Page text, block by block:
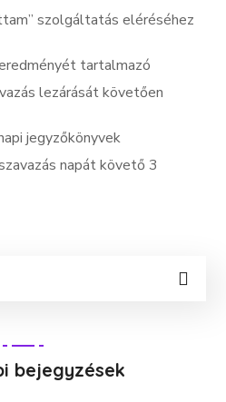
szolgáltatás eléréséhez
tartalmazó
lezárását követően
jegyzőkönyvek
napát követő 3
bejegyzések